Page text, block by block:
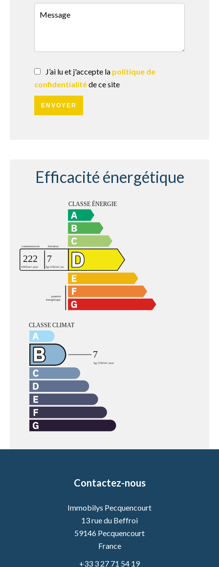
J’ai lu et j'accepte la politique de
confidentialitéde ce site
ENVOYER
Efficacité énergétique
Contactez-nous
Immobilys Pecquencourt
13 rue du Beffroi
59146 Pecquencourt
France
+33 3 27 71 54 19